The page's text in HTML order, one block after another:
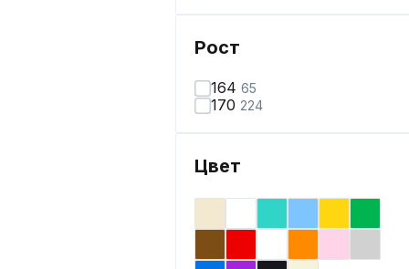
Рост
164 65
170 224
Цвет